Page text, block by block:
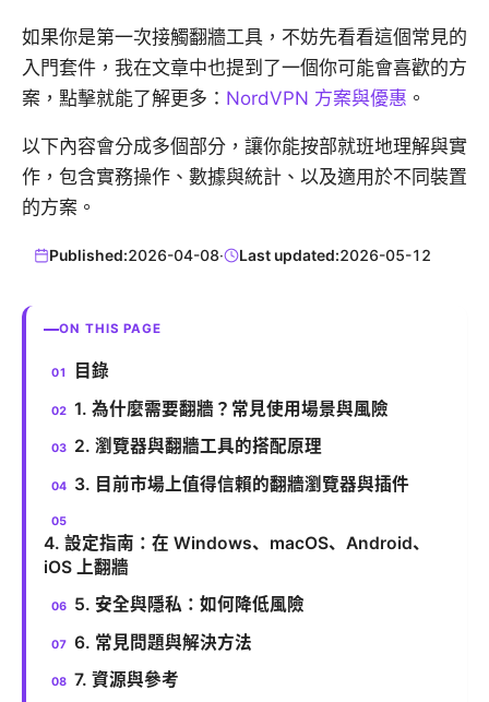
如果你是第一次接觸翻牆工具，不妨先看看這個常見的
入門套件，我在文章中也提到了一個你可能會喜歡的方
案，點擊就能了解更多： NordVPN 方案與優惠 。
以下內容會分成多個部分，讓你能按部就班地理解與實
作，包含實務操作、數據與統計、以及適用於不同裝置
的方案。
Published:2026-04-08· Last updated:2026-05-12
ON THIS PAGE
目錄
1. 為什麼需要翻牆？常見使用場景與風險
2. 瀏覽器與翻牆工具的搭配原理
3. 目前市場上值得信賴的翻牆瀏覽器與插件
4. 設定指南：在 Windows、macOS、Android、
iOS 上翻牆
5. 安全與隱私：如何降低風險
6. 常見問題與解決方法
7. 資源與參考